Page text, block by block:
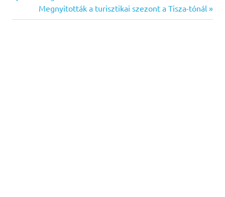
navigáció
Next
Post:
Megnyitották a turisztikai szezont a Tisza-tónál